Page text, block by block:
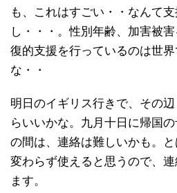
も、これはすごい・・なんて
し・・・。性別年齢、加害被
復的支援を行っているのは世
な・・
明日のイギリス行きで、その
らいいかな。九月十日に帰国
の間は、連絡は難しいかも。
変わらず使えると思うので、
ます。